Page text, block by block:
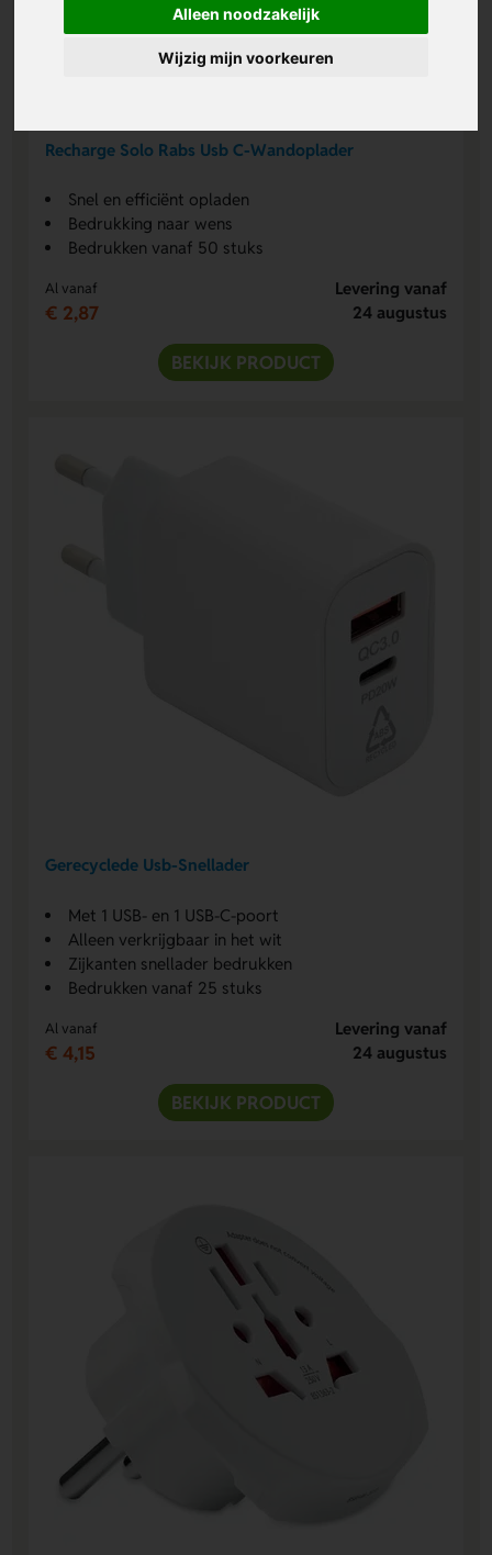
Alleen noodzakelijk
Wijzig mijn voorkeuren
Recharge Solo Rabs Usb C-Wandoplader
Snel en efficiënt opladen
Bedrukking naar wens
Bedrukken vanaf 50 stuks
Al vanaf
€ 2,87
Levering vanaf
24 augustus
BEKIJK PRODUCT
Gerecyclede Usb-Snellader
Met 1 USB- en 1 USB-C-poort
Alleen verkrijgbaar in het wit
Zijkanten snellader bedrukken
Bedrukken vanaf 25 stuks
Al vanaf
€ 4,15
Levering vanaf
24 augustus
BEKIJK PRODUCT